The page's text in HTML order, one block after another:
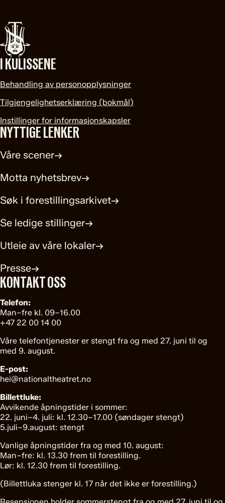
I KULISSENE
Behandling av personopplysninger
Tilgjengelighetserklæring (bokmål)
Instillinger for informasjonskapsler
NYTTIGE LENKER
Våre scener→
Motta nyhetsbrev→
Søk i forestillingsarkivet→
Se ledige stillinger→
Utleie av våre lokaler→
Presse→
KONTAKT OSS
Telefon:
Man–fre kl. 09–16.00
+47 22 00 14 00
Våre telefontjenester er stengt fra og med 27. juni til og
med 9. august.
E-post:
hei@nationaltheatret.no
Billettluke:
Avvikende åpningstider i sommer:
22. juni–4. juli: kl. 12.30–17.00 (søndager stengt)
5.juli–9.august: stengt
Vanlige åpningstider fra og med 10. august:
Man–fre: kl. 13.30 frem til forestilling.
Lør: kl. 12.30 frem til forestilling.
(Billettluka stenger kl. 17 når det ikke er forestilling.)